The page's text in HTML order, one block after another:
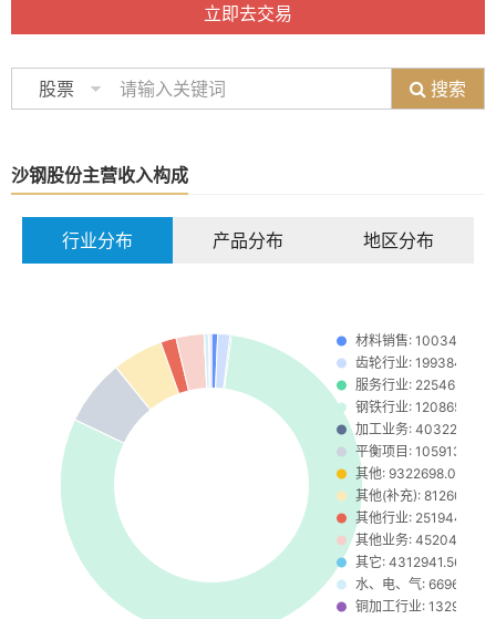
立即去交易
股票 搜索
沙钢股份主营收入构成
行业分布 产品分布 地区分布